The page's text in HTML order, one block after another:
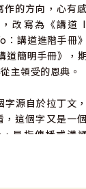
的方向，心有
改寫為《講道
講道進階手冊
簡明手冊》，
主領受的恩典。
自於拉丁文，
這個字又是一
是指傳播或溝
，Formation是